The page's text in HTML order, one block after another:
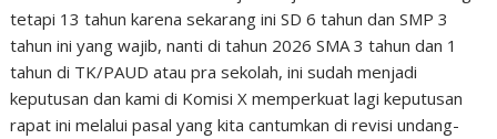
tetapi 13 tahun karena sekarang ini SD 6 tahun dan SMP 3
tahun ini yang wajib, nanti di tahun 2026 SMA 3 tahun dan 1
tahun di TK/PAUD atau pra sekolah, ini sudah menjadi
keputusan dan kami di Komisi X memperkuat lagi keputusan
rapat ini melalui pasal yang kita cantumkan di revisi undang-